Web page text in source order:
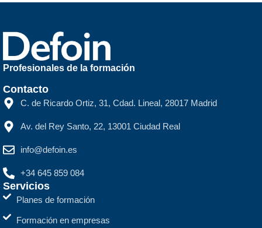
Profesionales de la formación
Contacto
C. de Ricardo Ortiz, 31, Cdad. Lineal, 28017 Madrid
Av. del Rey Santo, 22, 13001 Ciudad Real
info@defoin.es
+34 645 859 084
Servicios
Planes de formación
Formación en empresas